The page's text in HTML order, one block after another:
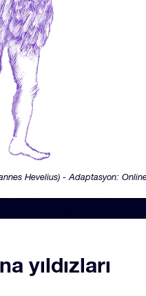
Hevelius) - Adaptasyon:
yıldızları